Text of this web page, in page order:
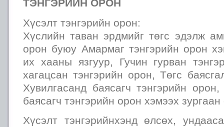
ТЭНГЭРИЙН ОРОН
Хүсэлт тэнгэрийн орон:
Хүслийн таван эрдмийг төгс эдэлж
орон буюу Амармаг тэнгэрийн орон
их хааны язгуур, Гучин гурван
хагацсан тэнгэрийн орон, Төгс
Хувилгасанд баясагч тэнгэрийн
баясагч тэнгэрийн орон хэмээх
Хүсэлт тэнгэрийнхэнд өлсөх,